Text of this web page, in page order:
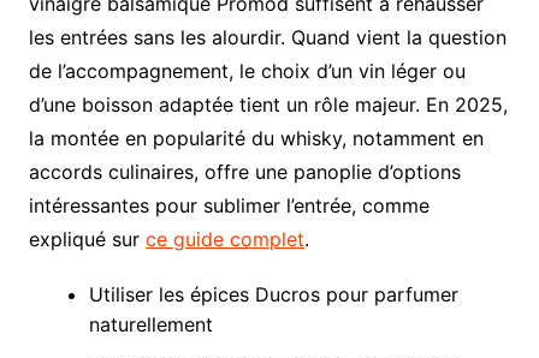
les entrées sans les alourdir. Quand vient la question
de l’accompagnement, le choix d’un vin léger ou
d’une boisson adaptée tient un rôle majeur. En 2025,
la montée en popularité du whisky, notamment en
accords culinaires, offre une panoplie d’options
intéressantes pour sublimer l’entrée, comme
expliqué sur ce guide complet.
Utiliser les épices Ducros pour parfumer
naturellement